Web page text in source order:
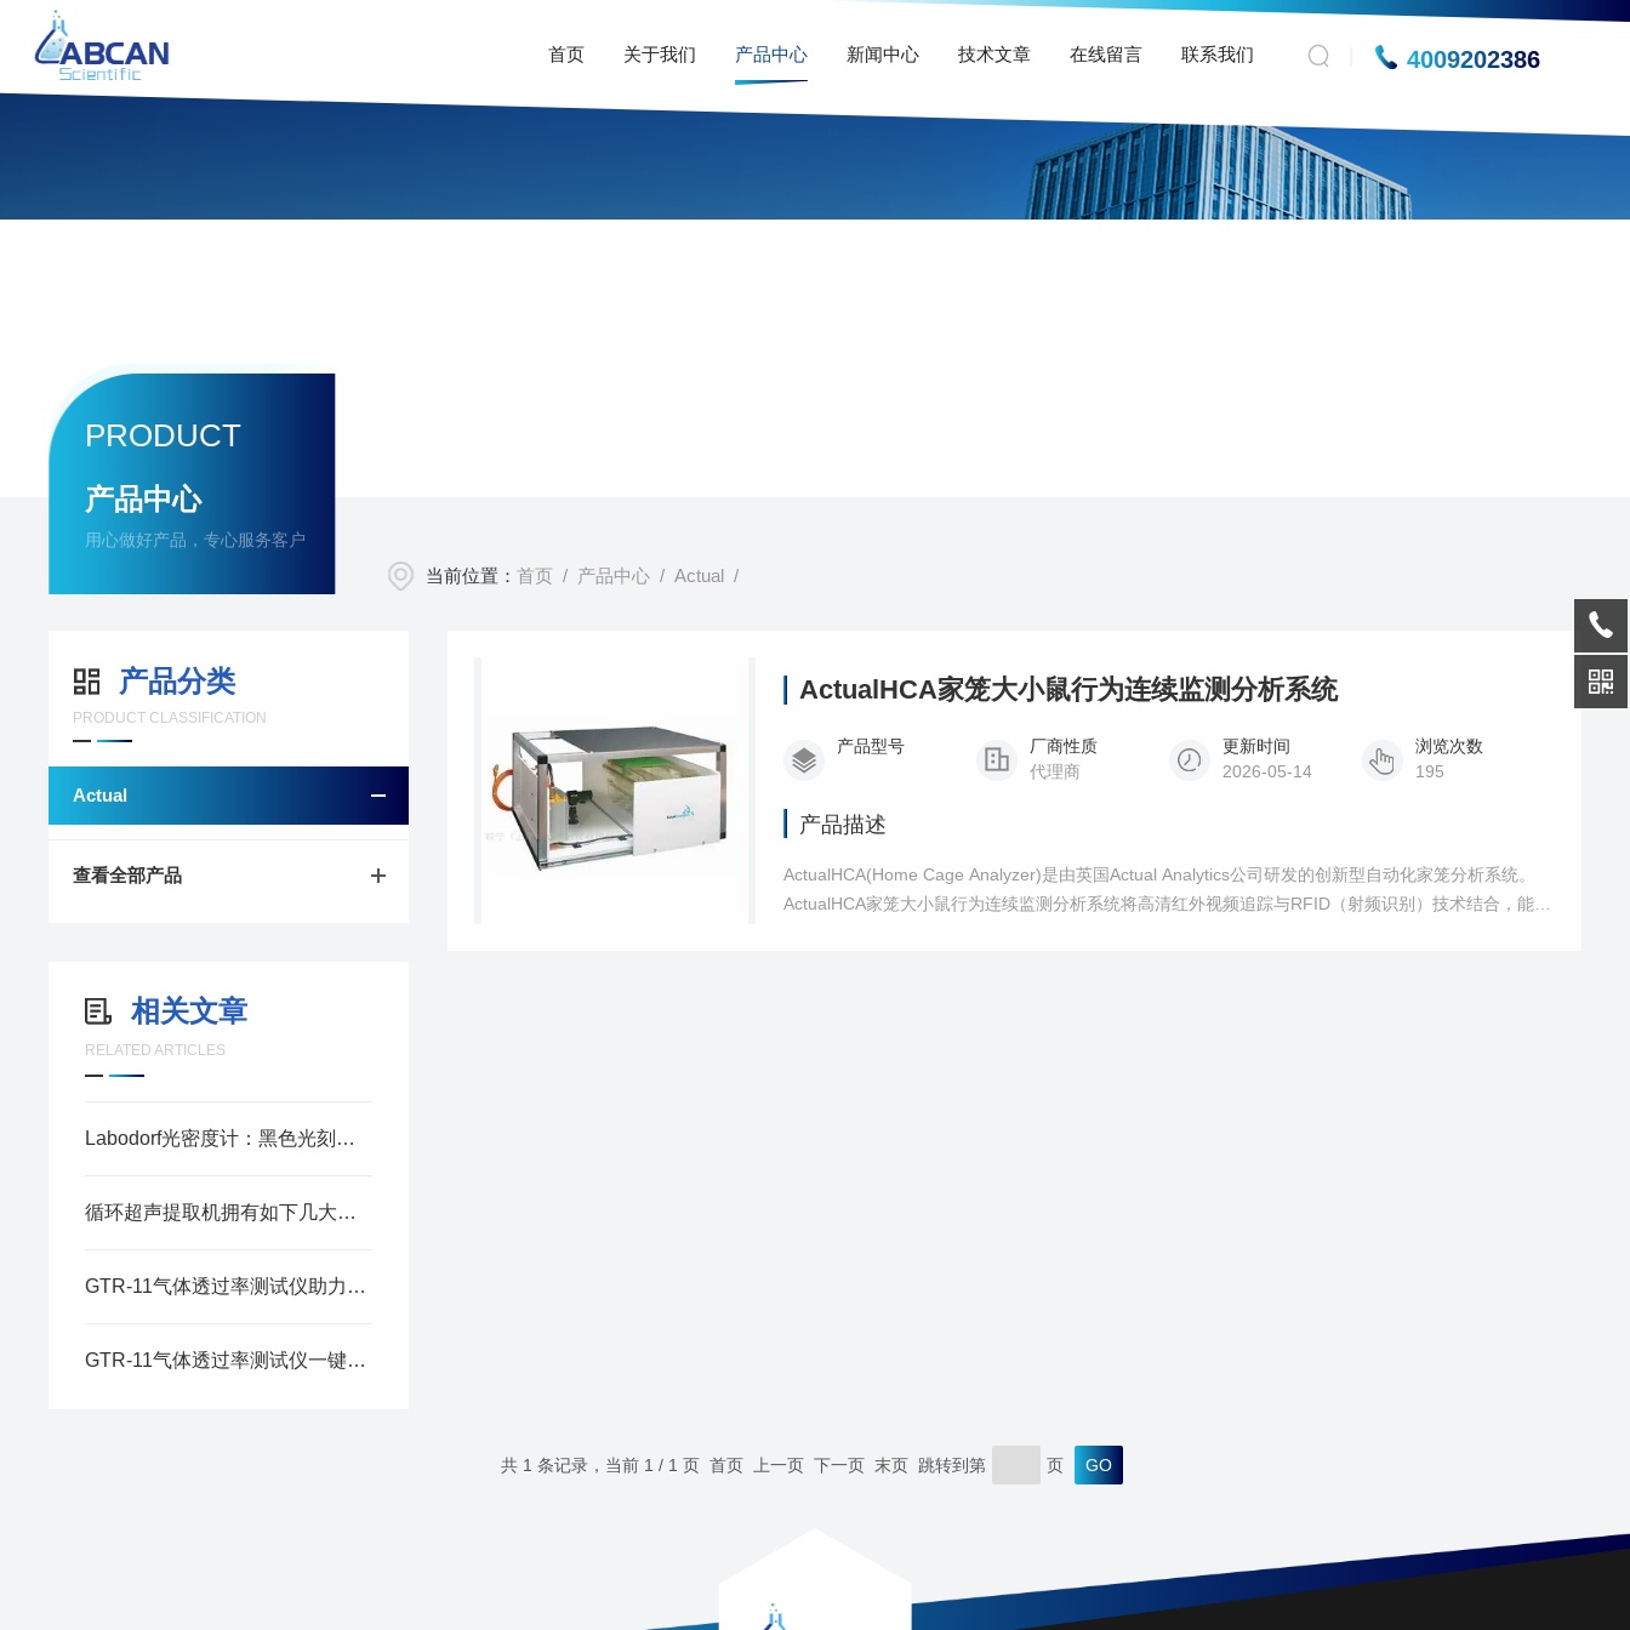
4009202386
首页 关于我们 产品中心 新闻中心 技术文章 在线留言 联系我们
PRODUCT
产品中心
用心做好产品，专心服务客户
当前位置：首页 / 产品中心 /Actual /
产品分类
PRODUCT CLASSIFICATION
Actual
查看全部产品
相关文章
RELATED ARTICLES
Labodorf光密度计：黑色光刻胶（BM）测试方案
循环超声提取机拥有如下几大特点
GTR-11气体透过率测试仪助力复合纳米膜气体渗透性能测试
GTR-11气体透过率测试仪一键测氧气渗透性：搞定PPO结构-性能研究
ActualHCA家笼大小鼠行为连续监测分析系统
产品型号
厂商性质
代理商
更新时间
2026-05-14
浏览次数
195
产品描述
ActualHCA(Home Cage Analyzer)是由英国Actual Analytics公司研发的创新型自动化家笼分析系统。
ActualHCA家笼大小鼠行为连续监测分析系统将高清红外视频追踪与RFID（射频识别）技术结合，能够
共 1 条记录，当前 1 / 1 页 首页 上一页 下一页 末页 跳转到第 页